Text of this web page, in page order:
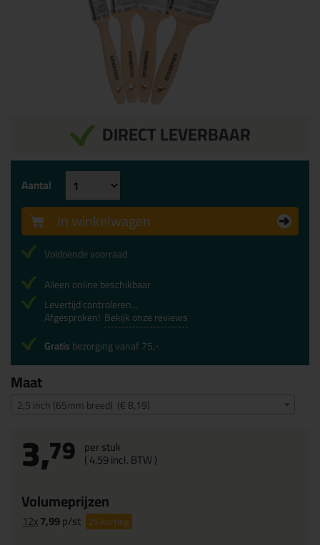
DIRECT LEVERBAAR
Maat
2,5 inch (65mm breed) (€ 8,19)
3,79 per stuk
(4,59incl. BTW )
Volumeprijzen
12x7,99p/st 2%korting
Aantal
In winkelwagen
Voldoende voorraad
Alleen online beschikbaar
Levertijd controleren...
Afgesproken! Bekijk onze reviews
Gratisbezorging vanaf 75,-